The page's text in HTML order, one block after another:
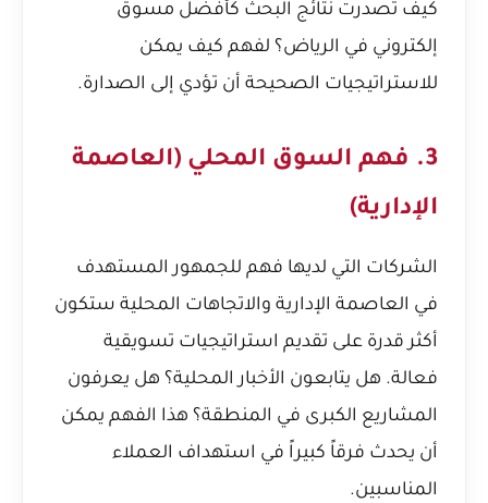
كيف تصدرت نتائج البحث كأفضل مسوق
إلكتروني في الرياض؟ لفهم كيف يمكن
للاستراتيجيات الصحيحة أن تؤدي إلى الصدارة.
3. فهم السوق المحلي (العاصمة
الإدارية)
الشركات التي لديها فهم للجمهور المستهدف
في العاصمة الإدارية والاتجاهات المحلية ستكون
أكثر قدرة على تقديم استراتيجيات تسويقية
فعالة. هل يتابعون الأخبار المحلية؟ هل يعرفون
المشاريع الكبرى في المنطقة؟ هذا الفهم يمكن
أن يحدث فرقاً كبيراً في استهداف العملاء
المناسبين.